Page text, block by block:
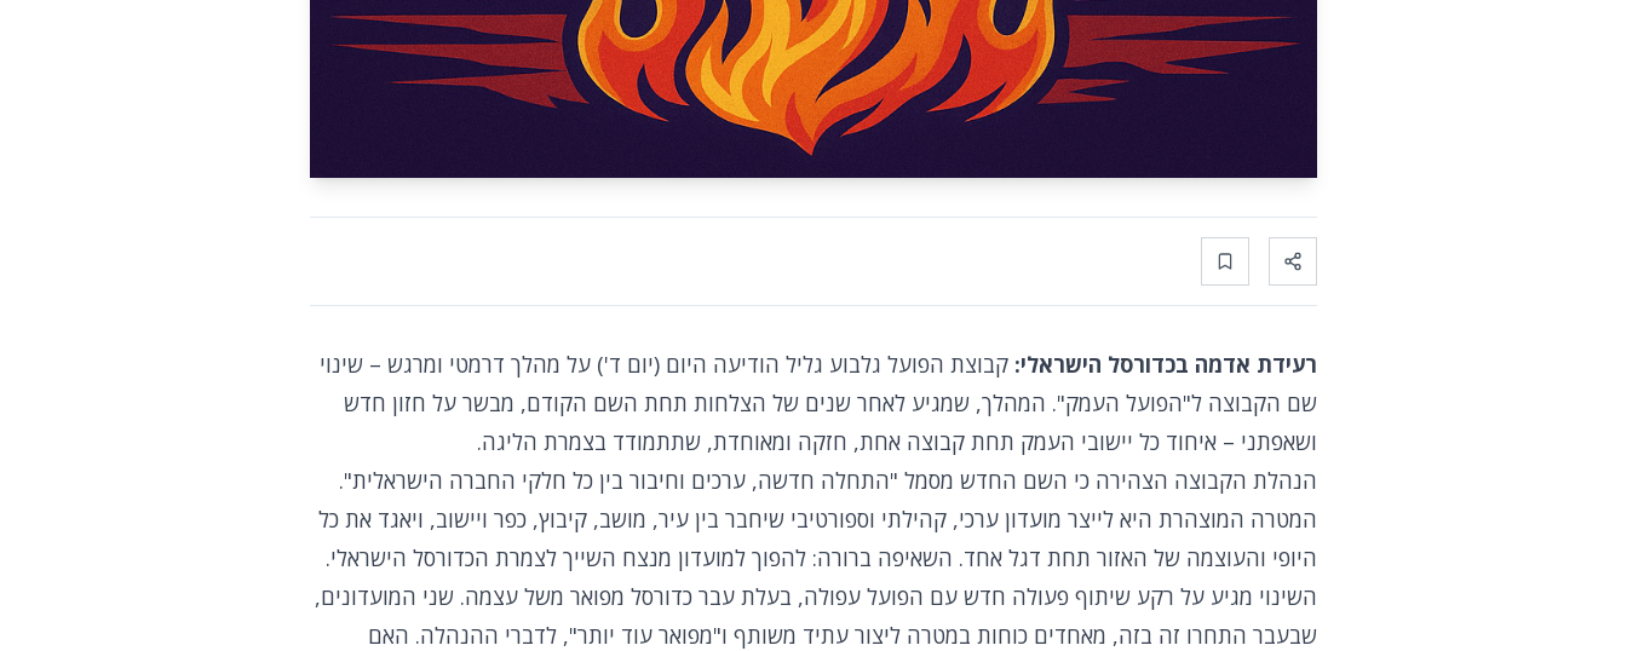
Share
Bookmark
רעידת אדמה בכדורסל הישראלי: קבוצת הפועל גלבוע גליל הודיעה היום (יום ד') על מהלך דרמטי ומרגש – שינוי
שם הקבוצה ל"הפועל העמק". המהלך, שמגיע לאחר שנים של הצלחות תחת השם הקודם, מבשר על חזון חדש
ושאפתני – איחוד כל יישובי העמק תחת קבוצה אחת, חזקה ומאוחדת, שתתמודד בצמרת הליגה.
הנהלת הקבוצה הצהירה כי השם החדש מסמל "התחלה חדשה, ערכים וחיבור בין כל חלקי החברה הישראלית".
המטרה המוצהרת היא לייצר מועדון ערכי, קהילתי וספורטיבי שיחבר בין עיר, מושב, קיבוץ, כפר ויישוב, ויאגד את כל
היופי והעוצמה של האזור תחת דגל אחד. השאיפה ברורה: להפוך למועדון מנצח השייך לצמרת הכדורסל הישראלי.
השינוי מגיע על רקע שיתוף פעולה חדש עם הפועל עפולה, בעלת עבר כדורסל מפואר משל עצמה. שני המועדונים,
שבעבר התחרו זה בזה, מאחדים כוחות במטרה ליצור עתיד משותף ו"מפואר עוד יותר", לדברי ההנהלה. האם